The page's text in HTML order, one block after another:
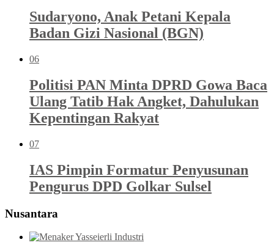
Sudaryono, Anak Petani Kepala
Badan Gizi Nasional (BGN)
06
Politisi PAN Minta DPRD Gowa Baca
Ulang Tatib Hak Angket, Dahulukan
Kepentingan Rakyat
07
IAS Pimpin Formatur Penyusunan
Pengurus DPD Golkar Sulsel
Nusantara